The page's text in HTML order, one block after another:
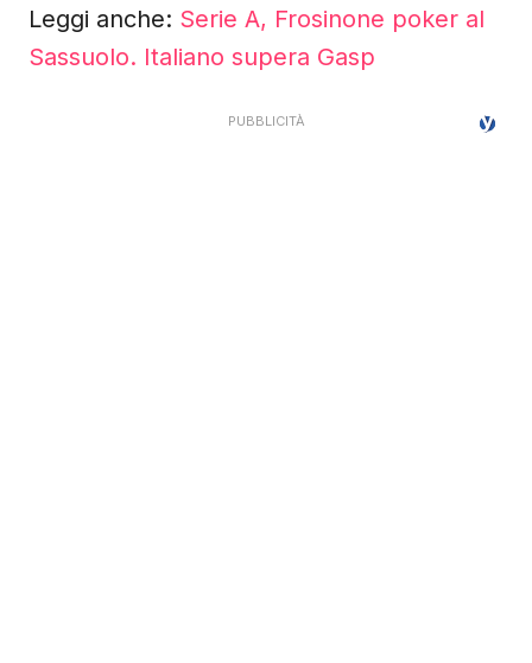
Leggi anche: Serie A, Frosinone poker al
Sassuolo. Italiano supera Gasp